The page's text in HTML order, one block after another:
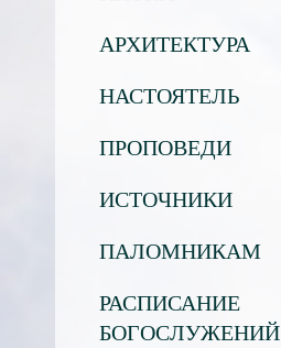
АРХИТЕКТУРА
НАСТОЯТЕЛЬ
ПРОПОВЕДИ
ИСТОЧНИКИ
ПАЛОМНИКАМ
РАСПИСАНИЕ
БОГОСЛУЖЕНИЙ